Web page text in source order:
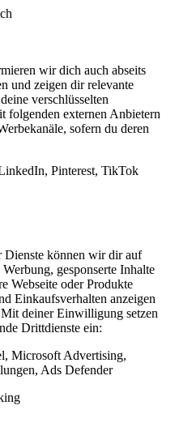
wir dich auch abseits
und zeigen dir relevante
verschlüsselten
folgenden externen Anbietern
sofern du deren
Pinterest, TikTok
Dienste können wir dir auf
gesponserte Inhalte
Webseite oder Produkte
Einkaufsverhalten anzeigen
deiner Einwilligung setzen
Drittdienste ein:
Microsoft Advertising,
Ads Defender